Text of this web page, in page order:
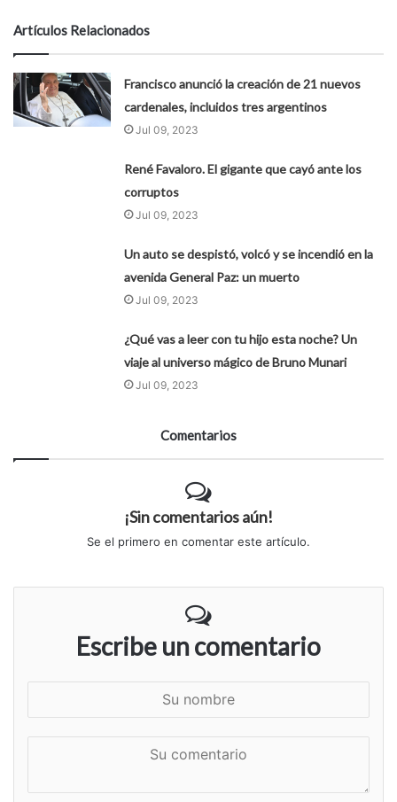
Artículos Relacionados
Francisco anunció la creación de 21 nuevos
cardenales, incluidos tres argentinos
Jul 09, 2023
René Favaloro. El gigante que cayó ante los
corruptos
Jul 09, 2023
Un auto se despistó, volcó y se incendió en la
avenida General Paz: un muerto
Jul 09, 2023
¿Qué vas a leer con tu hijo esta noche? Un
viaje al universo mágico de Bruno Munari
Jul 09, 2023
Comentarios
¡Sin comentarios aún!
Se el primero en comentar este artículo.
Escribe un comentario